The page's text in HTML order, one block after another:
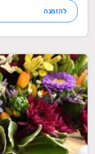
להזמנה